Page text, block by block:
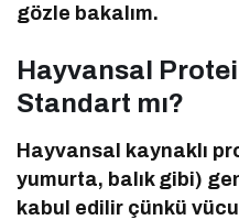
gözle bakalım.
Hayvansal
Standart mı?
Hayvansal kaynaklı
yumurta, balık gibi)
kabul edilir çünkü